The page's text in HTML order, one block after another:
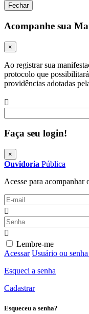
Fechar
Acompanhe sua
×
Ao registrar sua
protocolo que
providências adotadas
Faça seu login!
×
Ouvidoria Pública
Acesse para acompanhar
Lembre-me
Acessar Usuário ou
Esqueci a senha
Cadastrar
Esqueceu a senha?